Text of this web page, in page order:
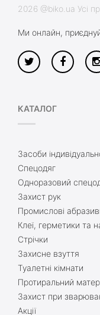
2026 @biko.ua Усі
Ми онлайн,
КАТАЛОГ
Засоби
Спецодяг
Одноразовий
Захист рук
Промислові
Клеї, герметики та
Стрічки
Захисне взуття
Туалетні кімнати
Протиральний
Захист при
Акції